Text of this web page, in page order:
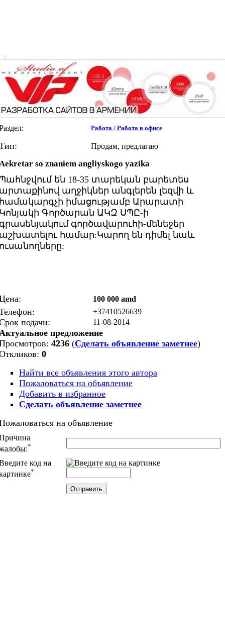
Работа / Работа в офисе
Продам, предлагаю
so znaniem angliyskogo yazika
են 18-35 տարեկան բարետես
աղջիկներ անգլերեն լեզվի և
իմացությամբ Արարատի
Գործարան ԱԿԶ ՍՊԸ-ի
գործավարուհի-մենեջեր
համար:Կարող են դիմել նաև
100 000 amd
+37410526639
подачи: 11-08-2014
предложение
4236 (Сделать объявление заметнее)
0
Найти все объявления этого автора
Пожаловаться на объявление
Добавить в избранное
Сделать объявление заметнее
на объявление
*
код на
*